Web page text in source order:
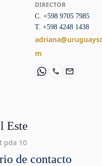
DIRECTOR
C. +598 9705 7985
T. +598 4248 1438
m
Este
pda 10
de contacto